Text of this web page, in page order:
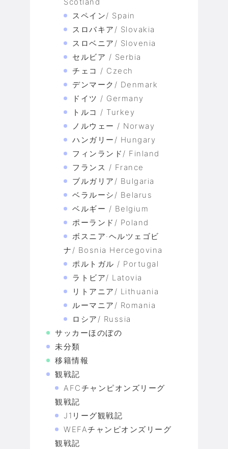
スペイン/ Spain
スロバキア/ Slovakia
スロベニア/ Slovenia
セルビア / Serbia
チェコ / Czech
デンマーク/ Denmark
ドイツ / Germany
トルコ / Turkey
ノルウェー / Norway
ハンガリー/ Hungary
フィンランド/ Finland
フランス / France
ブルガリア/ Bulgaria
ベラルーシ/ Belarus
ベルギー / Belgium
ポーランド/ Poland
ボスニア·ヘルツェゴビ
ナ/ Bosnia Hercegovina
ポルトガル / Portugal
ラトビア/ Latovia
リトアニア/ Lithuania
ルーマニア/ Romania
ロシア/ Russia
サッカーほのぼの
未分類
移籍情報
観戦記
AFCチャンピオンズリーグ
観戦記
J1リーグ観戦記
WEFAチャンピオンズリーグ
観戦記